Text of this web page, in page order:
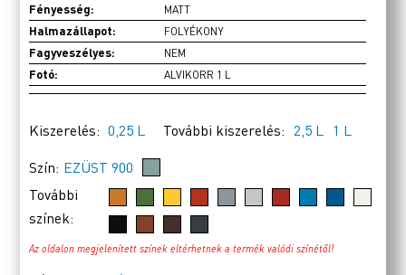
Fényesség: MATT
Halmazállapot: FOLYÉKONY
Fagyveszélyes: NEM
Fotó: ALVIKORR 1 L
Kiszerelés: 0,25 L További kiszerelés: 2,5 L 1 L
Szín: EZÜST 900
További
színek:
Az oldalon megjelenített színek eltérhetnek a termék valódi színétől!